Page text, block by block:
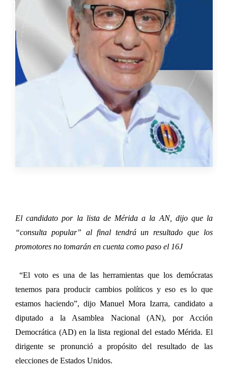
El candidato por la lista de Mérida a la AN, dijo que la
“consulta popular” al final tendrá un resultado que los
promotores no tomarán en cuenta como paso el 16J
“El voto es una de las herramientas que los demócratas
tenemos para producir cambios políticos y eso es lo que
estamos haciendo”, dijo Manuel Mora Izarra, candidato a
diputado a la Asamblea Nacional (AN), por Acción
Democrática (AD) en la lista regional del estado Mérida. El
dirigente se pronunció a propósito del resultado de las
elecciones de Estados Unidos.